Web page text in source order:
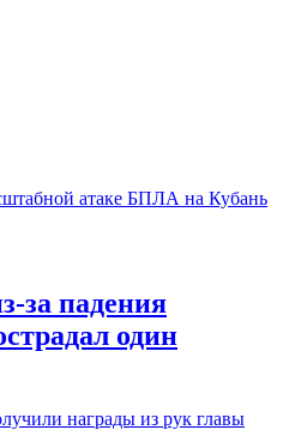
за падения
один